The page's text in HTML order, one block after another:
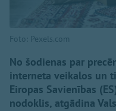
Foto: Pexels.com
No šodienas par
interneta veikalos un
Eiropas Savienības
nodoklis, atgādina